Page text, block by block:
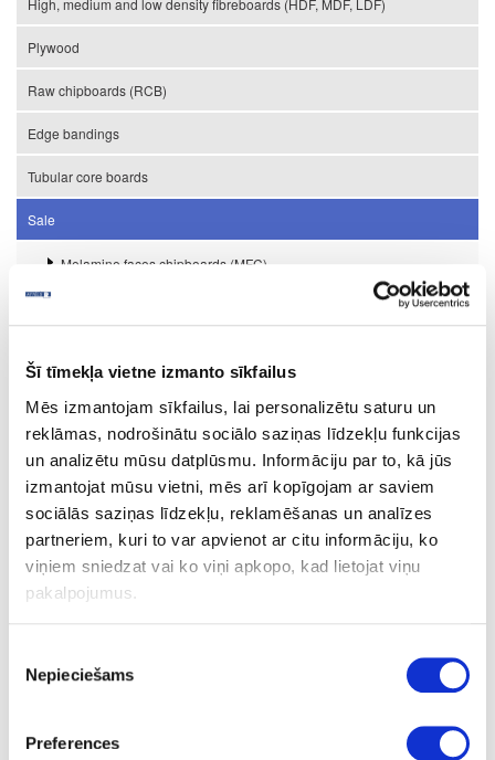
Šī tīmekļa vietne izmanto sīkfailus
Mēs izmantojam sīkfailus, lai personalizētu saturu un
reklāmas, nodrošinātu sociālo saziņas līdzekļu funkcijas
un analizētu mūsu datplūsmu. Informāciju par to, kā jūs
izmantojat mūsu vietni, mēs arī kopīgojam ar saviem
sociālās saziņas līdzekļu, reklamēšanas un analīzes
partneriem, kuri to var apvienot ar citu informāciju, ko
viņiem sniedzat vai ko viņi apkopo, kad lietojat viņu
pakalpojumus.
izvēle
Nepieciešams
Preferences
High, medium and low density fibreboards (HDF, MDF, LDF)
Plywood
Raw chipboards (RCB)
Edge bandings
Tubular core boards
Sale
Melamine faces chipboards (MFC)
Acrylic materials
Board materials Sale
Sale